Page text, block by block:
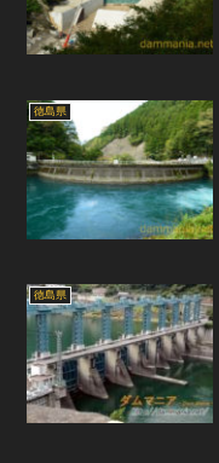
徳島県
徳島県